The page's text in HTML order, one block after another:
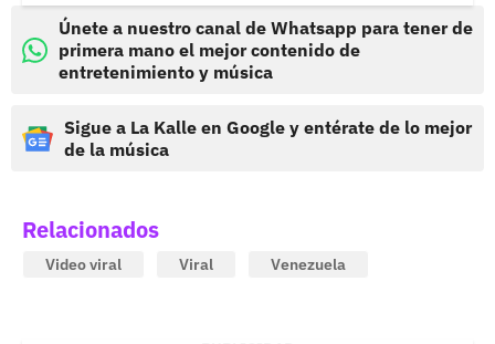
Únete a nuestro canal de Whatsapp para tener de
primera mano el mejor contenido de
entretenimiento y música
Sigue a La Kalle en Google y entérate de lo mejor
de la música
Relacionados
Video viral Viral Venezuela